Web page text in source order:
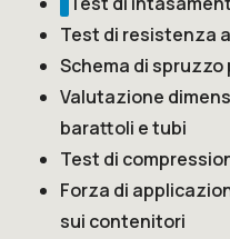
Test di resistenza
Schema di
Valutazione
barattoli e tubi
Test di
Forza di
sui contenitori